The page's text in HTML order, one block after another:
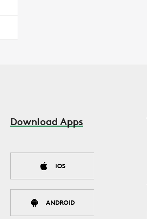
Download Apps
IOS
ANDROID